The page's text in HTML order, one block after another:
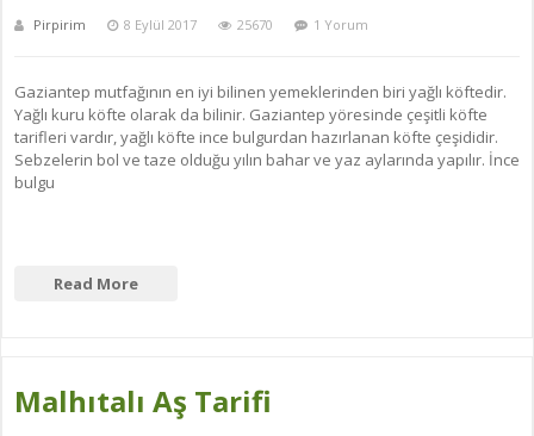
Pirpirim 8 Eylül 2017 25670 1 Yorum
Gaziantep mutfağının en iyi bilinen yemeklerinden biri yağlı köftedir.
Yağlı kuru köfte olarak da bilinir. Gaziantep yöresinde çeşitli köfte
tarifleri vardır, yağlı köfte ince bulgurdan hazırlanan köfte çeşididir.
Sebzelerin bol ve taze olduğu yılın bahar ve yaz aylarında yapılır. İnce
bulgu
Read More
Malhıtalı Aş Tarifi